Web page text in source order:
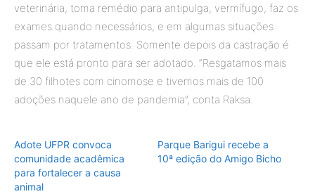
veterinária, toma remédio para antipulga, vermífugo, faz os
exames quando necessários, e em algumas situações
passam por tratamentos. Somente depois da castração é
que ele está pronto para ser adotado. “Resgatamos mais
de 30 filhotes com cinomose e tivemos mais de 100
adoções naquele ano de pandemia”, conta Raksa.
Adote UFPR convoca
comunidade acadêmica
para fortalecer a causa
animal
Parque Barigui recebe a
10ª edição do Amigo Bicho